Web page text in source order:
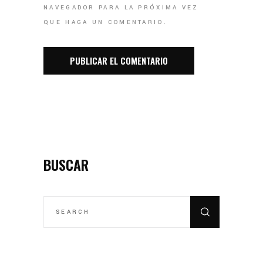
NAVEGADOR PARA LA PRÓXIMA VEZ
QUE HAGA UN COMENTARIO.
BUSCAR